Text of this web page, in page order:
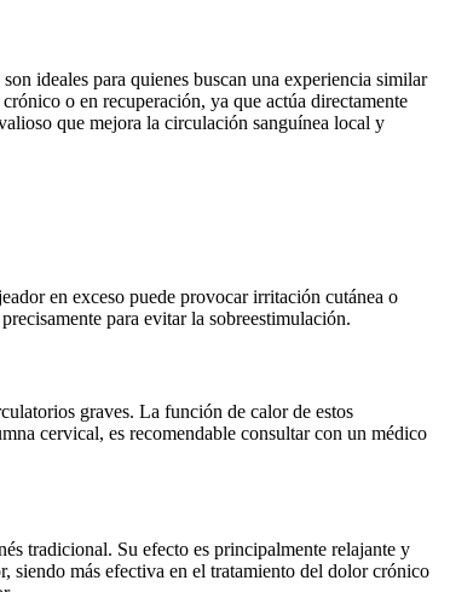
ideales para quienes buscan una experiencia similar
o en recuperación, ya que actúa directamente
que mejora la circulación sanguínea local y
en exceso puede provocar irritación cutánea o
para evitar la sobreestimulación.
graves. La función de calor de estos
cervical, es recomendable consultar con un médico
tradicional. Su efecto es principalmente relajante y
siendo más efectiva en el tratamiento del dolor crónico